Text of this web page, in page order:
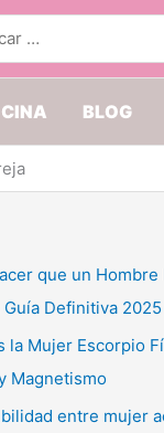
BLOG
que un Hombre
Guía Definitiva 2025
la Mujer Escorpio
Magnetismo
entre mujer